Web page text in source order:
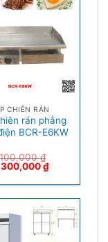
CHIÊN RÁN
rán phẳng
BCR-E6KW
₫
₫